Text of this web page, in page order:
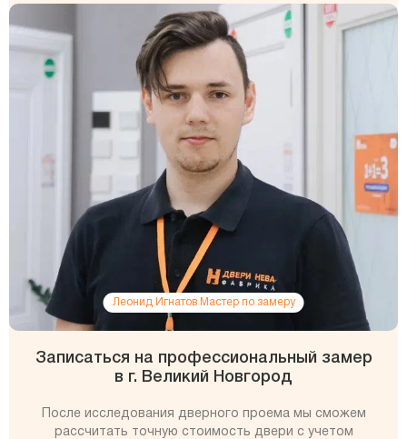
Леонид Игнатов Мастер по замеру
Записаться на профессиональный замер
в г. Великий Новгород
После исследования дверного проема мы сможем
рассчитать точную стоимость двери с учетом